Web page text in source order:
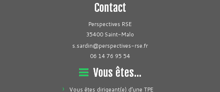
Contact
Perspectives RSE
35400 Saint-Malo
s.sardin@perspectives-rse.fr
06 14 76 95 54
Vous êtes…
Vous êtes dirigeant(e) d’une TPE